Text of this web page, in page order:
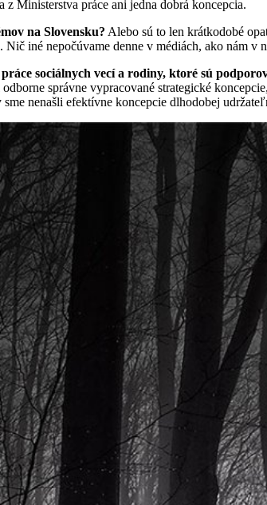
z Ministerstva práce ani jedna dobrá koncepcia.
na Slovensku? Alebo sú to len krátkodobé
iné nepočúvame denne v médiách, ako nám v
sociálnych vecí a rodiny, ktoré sú
správne vypracované strategické
nenašli efektívne koncepcie dlhodobej